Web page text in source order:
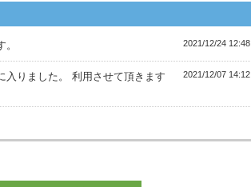
2021/12/24 12:48
入りました。 利用させて頂きます
2021/12/07 14:12